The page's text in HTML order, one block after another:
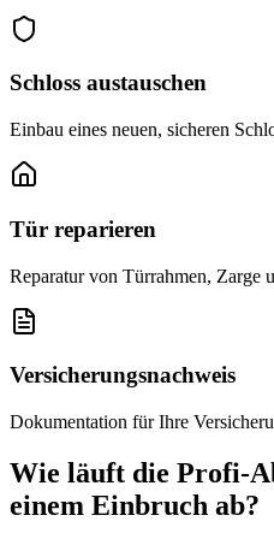
Schloss austauschen
Einbau eines neuen, sicheren
Tür reparieren
Reparatur von Türrahmen, Zarge
Versicherungsnachweis
Dokumentation für Ihre
Wie läuft die Profi-
einem Einbruch ab?